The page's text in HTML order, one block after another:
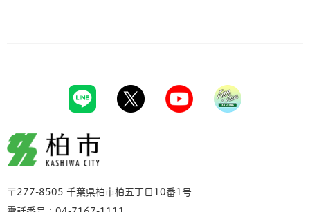
柏市
〒277-8505 千葉県柏市柏五丁目10番1号